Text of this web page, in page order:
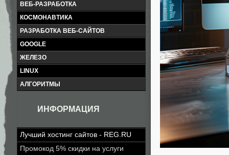
ВЕБ-РАЗРАБОТКА
КОСМОНАВТИКА
РАЗРАБОТКА ВЕБ-САЙТОВ
GOOGLE
ЖЕЛЕЗО
LINUX
АЛГОРИТМЫ
ИНФОРМАЦИЯ
Лучший хостинг сайтов - REG.RU
Промокод 5% скидки на услуги